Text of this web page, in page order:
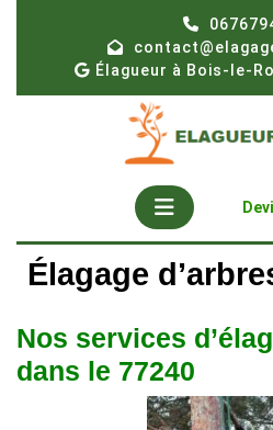
Élagueur à Bois-le-
Open
Élagage
Nos services
dans le 77240